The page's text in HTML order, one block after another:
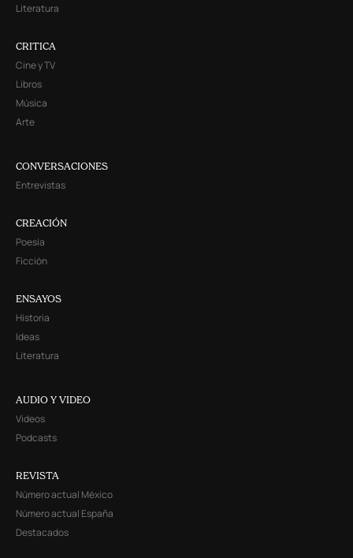
Literatura
CRITICA
Cine y TV
Libros
Música
Arte
CONVERSACIONES
Entrevistas
CREACIÓN
Poesía
Ficción
ENSAYOS
Historia
Ideas
Literatura
AUDIO Y VIDEO
Videos
Podcasts
REVISTA
Número actual México
Número actual España
Destacados